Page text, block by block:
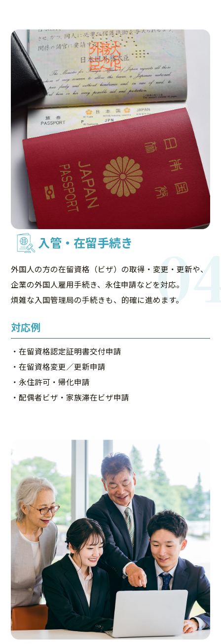
入管・在留手続き
外国人の方の在留資格（ビザ）の取得・変更・更新や、
企業の外国人雇用手続き、永住申請などを対応。
煩雑な入国管理局の手続きも、的確に進めます。
対応例
・在留資格認定証明書交付申請
・在留資格変更／更新申請
・永住許可・帰化申請
・配偶者ビザ・家族滞在ビザ申請